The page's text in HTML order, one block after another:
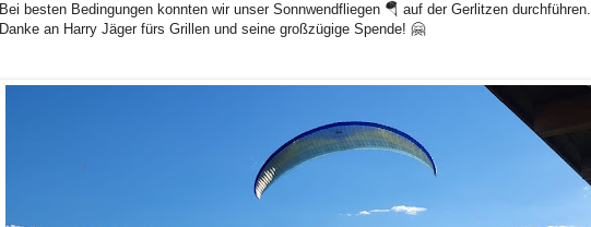
Bei besten Bedingungen konnten wir unser Sonnwendfliegen 🪂 auf der Gerlitzen durchführen.
Danke an Harry Jäger fürs Grillen und seine großzügige Spende! 🤗